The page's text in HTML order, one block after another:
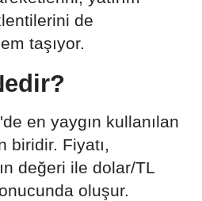
de
taşıyor.
en yaygın kullanılan
biridir. Fiyatı,
değeri ile dolar/TL
oluşur.